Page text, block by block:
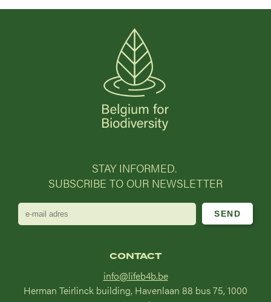
STAY INFORMED.
SUBSCRIBE TO OUR NEWSLETTER
e-
mail
CONTACT
info@lifeb4b.be
Herman Teirlinck building, Havenlaan 88 bus 75, 1000